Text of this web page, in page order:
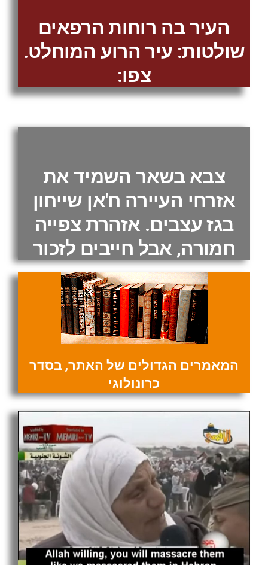
העיר בה רוחות הרפאים
שולטות: עיר הרוע המוחלט.
צפו:
צבא בשאר השמיד את
אזרחי העיירה ח'אן שייחון
בגז עצבים. אזהרת צפייה
חמורה, אבל חייבים לזכור
המאמרים הגדולים של האתר, בסדר
כרונולוגי